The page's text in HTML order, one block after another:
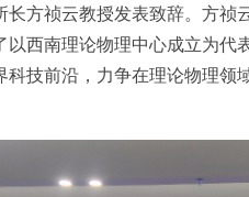
方祯云教授发表致辞。方
西南理论物理中心成立为
技前沿，力争在理论物理